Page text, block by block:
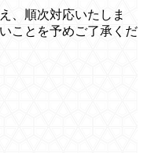
、順次対応いたしま
ことを予めご了承くだ